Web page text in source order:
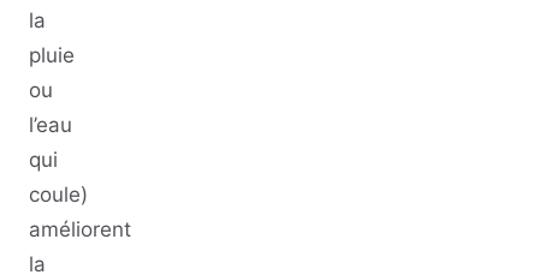
la
pluie
ou
l’eau
qui
coule)
améliorent
la